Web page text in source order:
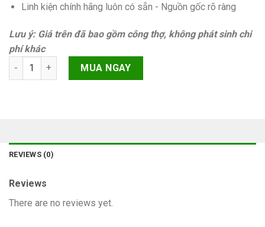
Linh kiện chính hãng luôn có sẵn - Nguồn gốc rõ ràng
Lưu ý: Giá trên đã bao gồm công thợ, không phát sinh chi
phí khác
Ic sạc, ic usb iPhone 8 Chính hãng quantity
MUA NGAY
REVIEWS (0)
Reviews
There are no reviews yet.